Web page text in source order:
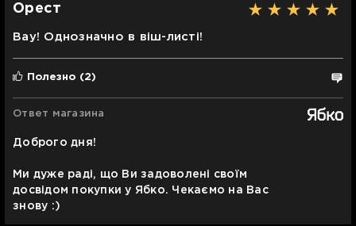
Орест
Вау! Однозначно в віш-листі!
Полезно (2)
Ответ магазина
Доброго дня!
Ми дуже раді, що Ви задоволені своїм
досвідом покупки у Ябко. Чекаємо на Вас
знову :)